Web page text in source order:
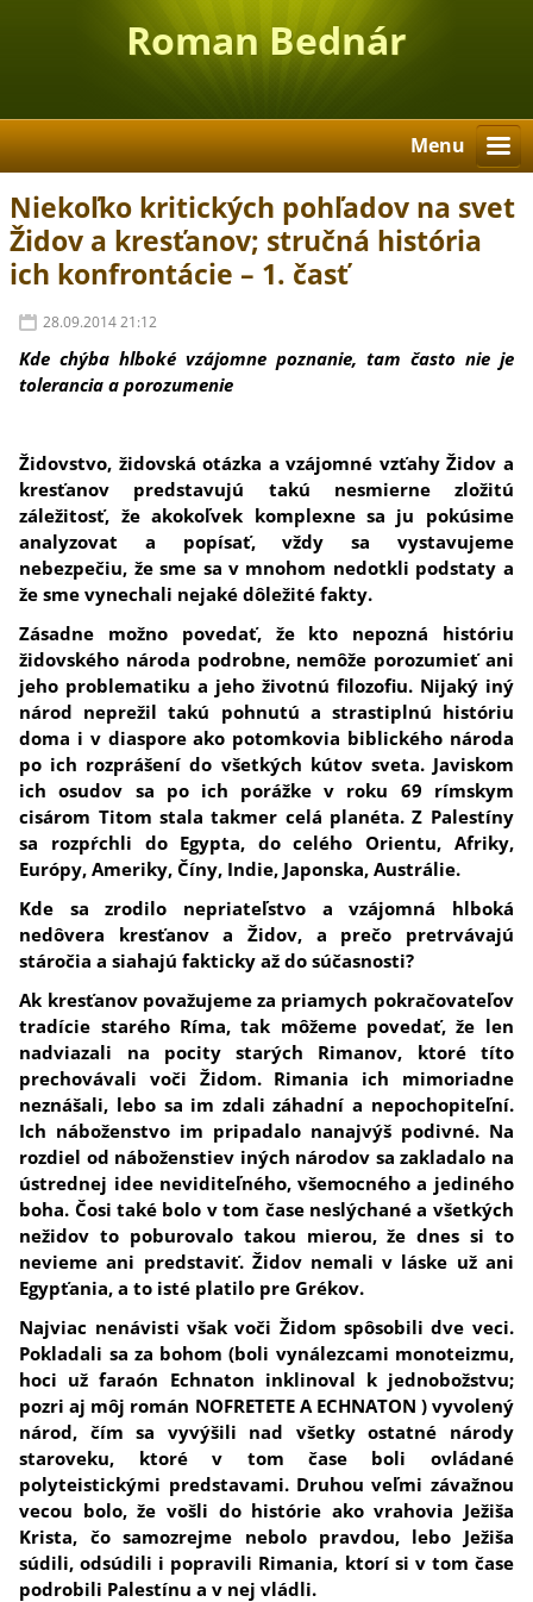
Roman Bednár
Menu
Niekoľko kritických pohľadov na svet
Židov a kresťanov; stručná história
ich konfrontácie – 1. časť
28.09.2014 21:12
Kde chýba hlboké vzájomne poznanie, tam často nie je
tolerancia a porozumenie
Židovstvo, židovská otázka a vzájomné vzťahy Židov a
kresťanov predstavujú takú nesmierne zložitú
záležitosť, že akokoľvek komplexne sa ju pokúsime
analyzovat a popísať, vždy sa vystavujeme
nebezpečiu, že sme sa v mnohom nedotkli podstaty a
že sme vynechali nejaké dôležité fakty.
Zásadne možno povedať, že kto nepozná históriu
židovského národa podrobne, nemôže porozumieť ani
jeho problematiku a jeho životnú filozofiu. Nijaký iný
národ neprežil takú pohnutú a strastiplnú históriu
doma i v diaspore ako potomkovia biblického národa
po ich rozprášení do všetkých kútov sveta. Javiskom
ich osudov sa po ich porážke v roku 69 rímskym
cisárom Titom stala takmer celá planéta. Z Palestíny
sa rozpŕchli do Egypta, do celého Orientu, Afriky,
Európy, Ameriky, Číny, Indie, Japonska, Austrálie.
Kde sa zrodilo nepriateľstvo a vzájomná hlboká
nedôvera kresťanov a Židov, a prečo pretrvávajú
stáročia a siahajú fakticky až do súčasnosti?
Ak kresťanov považujeme za priamych pokračovateľov
tradície starého Ríma, tak môžeme povedať, že len
nadviazali na pocity starých Rimanov, ktoré títo
prechovávali voči Židom. Rimania ich mimoriadne
neznášali, lebo sa im zdali záhadní a nepochopiteľní.
Ich náboženstvo im pripadalo nanajvýš podivné. Na
rozdiel od náboženstiev iných národov sa zakladalo na
ústrednej idee neviditeľného, všemocného a jediného
boha. Čosi také bolo v tom čase neslýchané a všetkých
nežidov to poburovalo takou mierou, že dnes si to
nevieme ani predstaviť. Židov nemali v láske už ani
Egypťania, a to isté platilo pre Grékov.
Najviac nenávisti však voči Židom spôsobili dve veci.
Pokladali sa za bohom (boli vynálezcami monoteizmu,
hoci už faraón Echnaton inklinoval k jednobožstvu;
pozri aj môj román NOFRETETE A ECHNATON ) vyvolený
národ, čím sa vyvýšili nad všetky ostatné národy
staroveku, ktoré v tom čase boli ovládané
polyteistickými predstavami. Druhou veľmi závažnou
vecou bolo, že vošli do histórie ako vrahovia Ježiša
Krista, čo samozrejme nebolo pravdou, lebo Ježiša
súdili, odsúdili i popravili Rimania, ktorí si v tom čase
podrobili Palestínu a v nej vládli.